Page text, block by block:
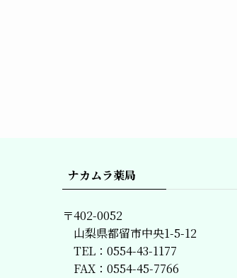
ナカムラ薬局
〒402-0052
山梨県都留市中央1-5-12
TEL：0554-43-1177
FAX：0554-45-7766